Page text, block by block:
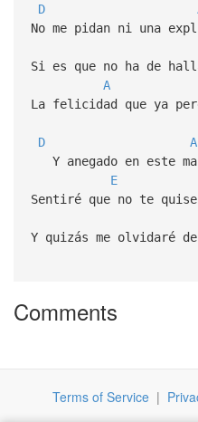
D
No me pidan ni una
Si es que no ha de
A
La felicidad que ya
D
A
Y anegado en este
E
Sentiré que no te
Y quizás me olvidaré
Comments
Terms of Service|